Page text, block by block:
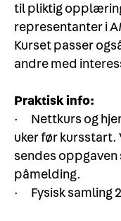
til pliktig
representanter i
Kurset passer
andre med
Praktisk info:
· Nettkurs og
uker før
sendes oppgaven
påmelding.
· Fysisk samling